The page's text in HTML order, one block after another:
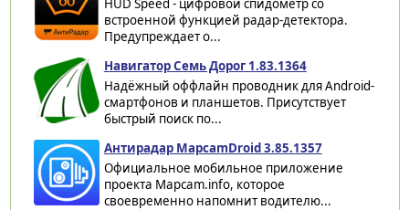
HUD Speed - цифровой спидометр со
встроенной функцией радар-детектора.
Предупреждает о...
Навигатор Семь Дорог 1.83.1364
Надёжный оффлайн проводник для Android-
смартфонов и планшетов. Присутствует
быстрый поиск по...
Антирадар MapcamDroid 3.85.1357
Официальное мобильное приложение
проекта Mapcam.info, которое
своевременно напомнит водителю...